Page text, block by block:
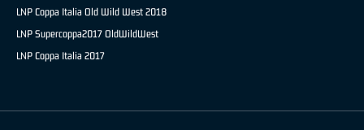
LNP Coppa Italia Old Wild West 2018
LNP Supercoppa2017 OldWildWest
LNP Coppa Italia 2017